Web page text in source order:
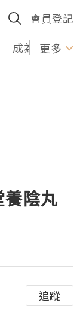
會員登記
成為U更多
陰丸
追蹤